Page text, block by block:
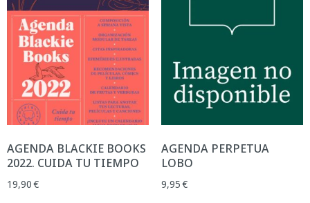
AGENDA BLACKIE BOOKS
2022. CUIDA TU TIEMPO
19,90€
AGENDA PERPETUA
LOBO
9,95€